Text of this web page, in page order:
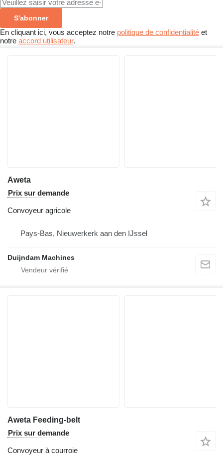
S'abonner
En cliquant ici, vous acceptez notre politique de confidentialité et
notre accord utilisateur.
Aweta
Prix sur demande
Convoyeur agricole
Pays-Bas, Nieuwerkerk aan den IJssel
Duijndam Machines
Aweta Feeding-belt
Prix sur demande
Convoyeur à courroie